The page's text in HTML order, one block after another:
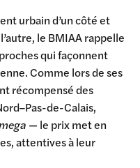
urbain d’un côté et
le BMIAA rappelle
qui façonnent
Comme lors de ses
récompensé des
de-Calais,
— le prix met en
attentives à leur